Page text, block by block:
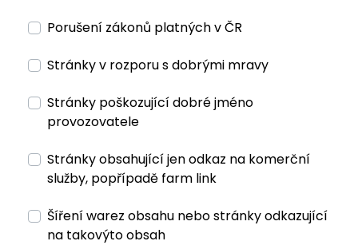
Porušení zákonů platných v ČR
Stránky v rozporu s dobrými mravy
Stránky poškozující dobré jméno
provozovatele
Stránky obsahující jen odkaz na komerční
služby, popřípadě farm link
Šíření warez obsahu nebo stránky odkazující
na takovýto obsah